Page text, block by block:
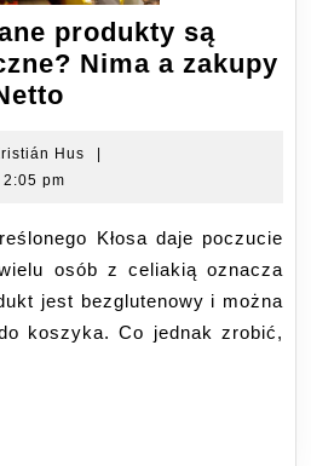
produkty są
Nima a zakupy
produkty
są
bezpieczne?
Nima
a
zakupy
Hus
Kristián
2:05 pm
osób z celiakią oznacza
jest bezglutenowy i można
koszyka. Co jednak zrobić,